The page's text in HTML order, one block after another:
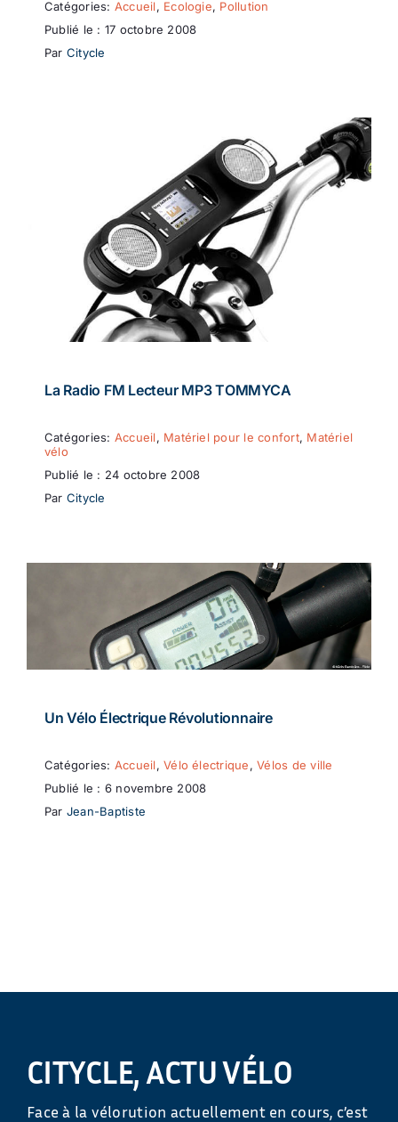
Catégories: Accueil, Ecologie, Pollution
Publié le : 17 octobre 2008
Par Citycle
La Radio FM Lecteur MP3 TOMMYCA
Catégories: Accueil, Matériel pour le confort, Matériel
vélo
Publié le : 24 octobre 2008
Par Citycle
Un Vélo Électrique Révolutionnaire
Catégories: Accueil,Vélo électrique,Vélos de ville
Publié le : 6 novembre 2008
Par Jean-Baptiste
CITYCLE, ACTU VÉLO
Face à la vélorution actuellement en cours, c’est